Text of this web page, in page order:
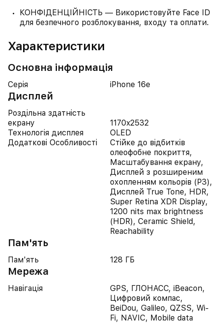
КОНФІДЕНЦІЙНІСТЬ — Використовуйте Face ID
для безпечного розблокування, входу та оплати.
Характеристики
Основна інформація
Серія iPhone 16e
Дисплей
Роздільна здатність
екрану
1170x2532
Технологія дисплея
OLED
Додаткові Особливості
Стійке до відбитків
олеофобне покриття,
Масштабування екрану,
Дисплей з розширеним
охопленням кольорів (P3),
Дисплей True Tone, HDR,
Super Retina XDR Display,
1200 nits max brightness
(HDR), Ceramic Shield,
Reachability
Пам'ять
Пам'ять 128 ГБ
Мережа
Навігація
GPS, ГЛОНАСС, iBeacon,
Цифровий компас,
BeiDou, Galileo, QZSS, Wi-
Fi, NAVIC, Mobile data